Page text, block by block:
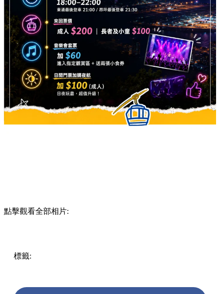
點擊觀看全部相片:
標籤: